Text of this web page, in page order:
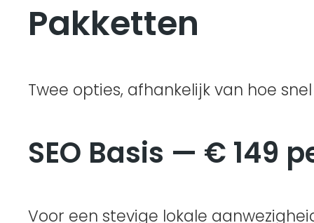
Pakketten
Twee opties, afhankelijk van hoe
SEO Basis — € 149
Voor een stevige lokale